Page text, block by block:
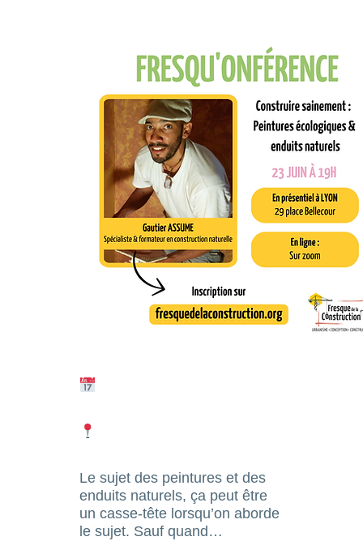
​Le sujet des peintures et des
enduits naturels, ça peut être
un casse-tête lorsqu’on aborde
le sujet. Sauf quand…